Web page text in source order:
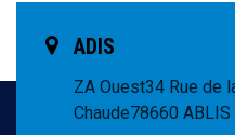
ADIS
ZA Ouest34 Rue de
Chaude78660 ABLIS